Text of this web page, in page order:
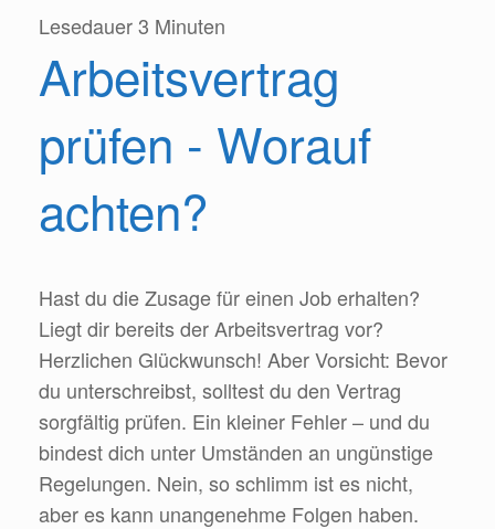
Lesedauer3 Minuten
Arbeitsvertrag
prüfen - Worauf
achten?
Hast du die Zusage für einen Job erhalten?
Liegt dir bereits der Arbeitsvertrag vor?
Herzlichen Glückwunsch! Aber Vorsicht: Bevor
du unterschreibst, solltest du den Vertrag
sorgfältig prüfen. Ein kleiner Fehler – und du
bindest dich unter Umständen an ungünstige
Regelungen. Nein, so schlimm ist es nicht,
aber es kann unangenehme Folgen haben.